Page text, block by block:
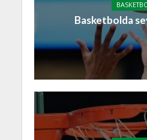
Basketbolda